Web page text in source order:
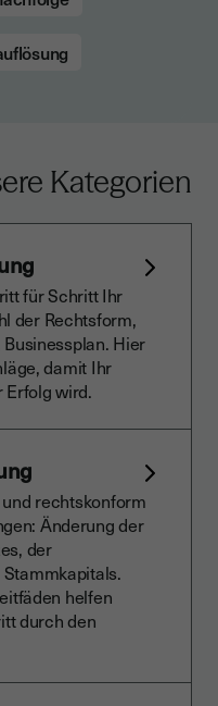
Kategorien
für Schritt Ihr
der Rechtsform,
Hier
damit Ihr
wird.
rechtskonform
Änderung der
der
helfen
durch den